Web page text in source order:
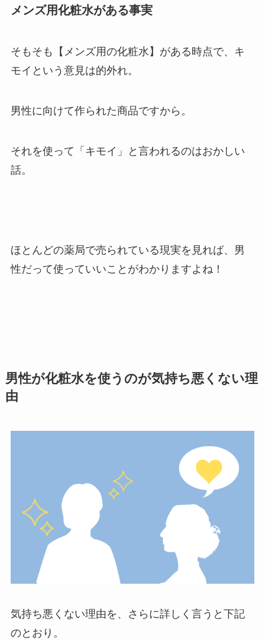
メンズ用化粧水がある事実
そもそも 【メンズ用の化粧水】 がある時点で、キ
モイという意見は的外れ。
男性に向けて作られた商品ですから。
それを使って「キモイ」と言われるのはおかしい
話。
ほとんどの薬局で売られている現実を見れば、男
性だって使っていいことがわかりますよね！
男性が化粧水を使うのが気持ち悪くない理
由
気持ち悪くない理由を、さらに詳しく言うと下記
のとおり。